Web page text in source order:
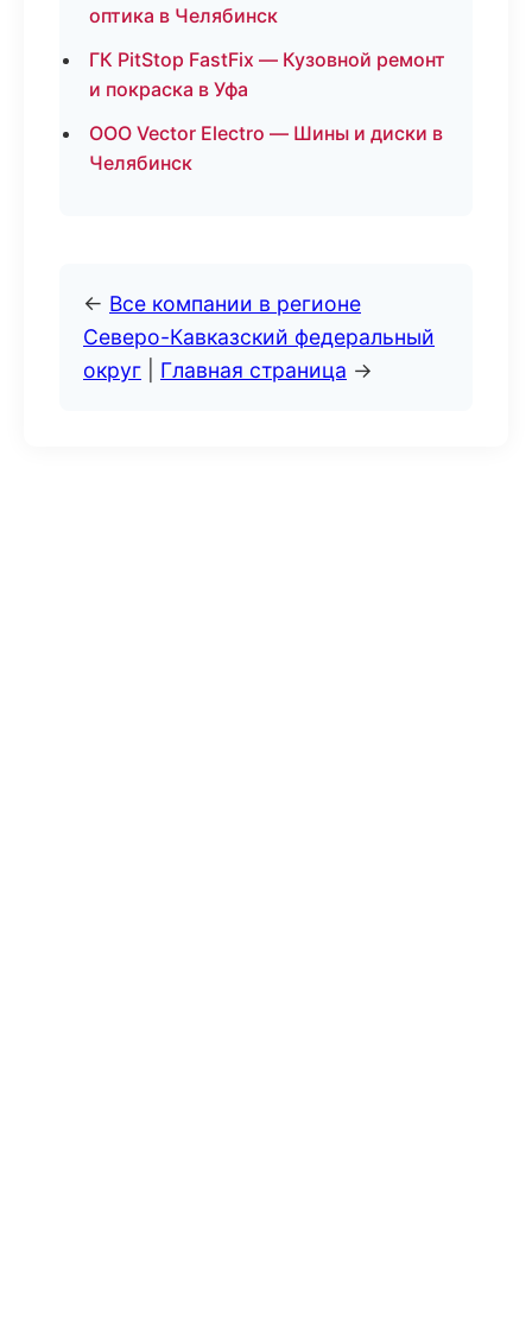
оптика в Челябинск
ГК PitStop FastFix — Кузовной ремонт
и покраска в Уфа
ООО Vector Electro — Шины и диски в
Челябинск
← Все компании в регионе
Северо-Кавказский федеральный
округ
Главная страница →